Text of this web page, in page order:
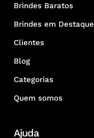
Brindes Baratos
Brindes em Destaque
Clientes
Blog
Categorias
Quem somos
Ajuda